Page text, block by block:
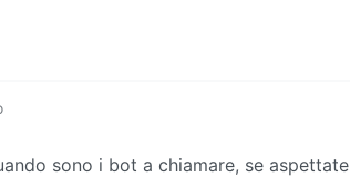
sono i bot a chiamare, se aspettate